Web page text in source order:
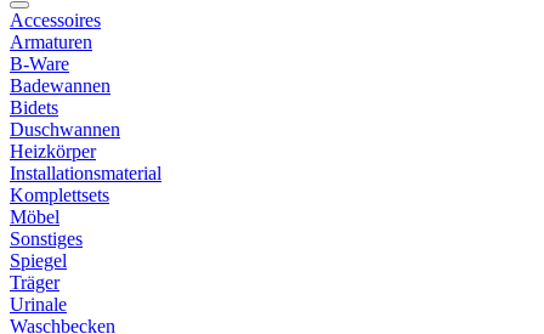
Accessoires
Armaturen
B-Ware
Badewannen
Bidets
Duschwannen
Heizkörper
Installationsmaterial
Komplettsets
Möbel
Sonstiges
Spiegel
Träger
Urinale
Waschbecken